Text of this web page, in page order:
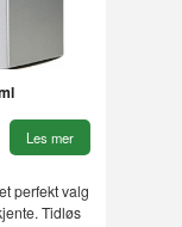
Les mer
perfekt valg
Tidløs